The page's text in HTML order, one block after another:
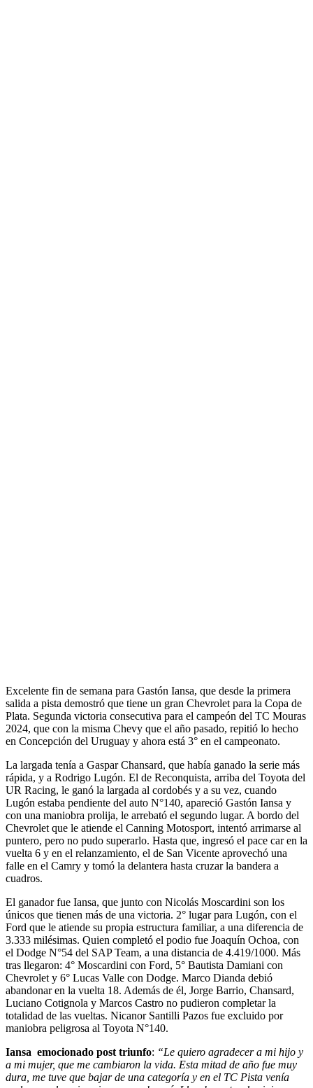
Excelente fin de semana para Gastón Iansa, que desde la primera
salida a pista demostró que tiene un gran Chevrolet para la Copa de
Plata. Segunda victoria consecutiva para el campeón del TC Mouras
2024, que con la misma Chevy que el año pasado, repitió lo hecho
en Concepción del Uruguay y ahora está 3° en el campeonato.
La largada tenía a Gaspar Chansard, que había ganado la serie más
rápida, y a Rodrigo Lugón. El de Reconquista, arriba del Toyota del
UR Racing, le ganó la largada al cordobés y a su vez, cuando
Lugón estaba pendiente del auto N°140, apareció Gastón Iansa y
con una maniobra prolija, le arrebató el segundo lugar. A bordo del
Chevrolet que le atiende el Canning Motosport, intentó arrimarse al
puntero, pero no pudo superarlo. Hasta que, ingresó el pace car en la
vuelta 6 y en el relanzamiento, el de San Vicente aprovechó una
falle en el Camry y tomó la delantera hasta cruzar la bandera a
cuadros.
El ganador fue Iansa, que junto con Nicolás Moscardini son los
únicos que tienen más de una victoria. 2° lugar para Lugón, con el
Ford que le atiende su propia estructura familiar, a una diferencia de
3.333 milésimas. Quien completó el podio fue Joaquín Ochoa, con
el Dodge N°54 del SAP Team, a una distancia de 4.419/1000. Más
tras llegaron: 4° Moscardini con Ford, 5° Bautista Damiani con
Chevrolet y 6° Lucas Valle con Dodge. Marco Dianda debió
abandonar en la vuelta 18. Además de él, Jorge Barrio, Chansard,
Luciano Cotignola y Marcos Castro no pudieron completar la
totalidad de las vueltas. Nicanor Santilli Pazos fue excluido por
maniobra peligrosa al Toyota N°140.
Iansa emocionado post triunfo: “Le quiero agradecer a mi hijo y
a mi mujer, que me cambiaron la vida. Esta mitad de año fue muy
dura, me tuve que bajar de una categoría y en el TC Pista venía